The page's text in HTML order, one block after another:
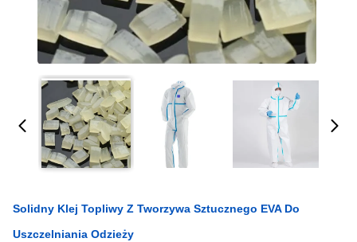
Solidny Klej Topliwy Z Tworzywa Sztucznego EVA Do
Uszczelniania Odzieży